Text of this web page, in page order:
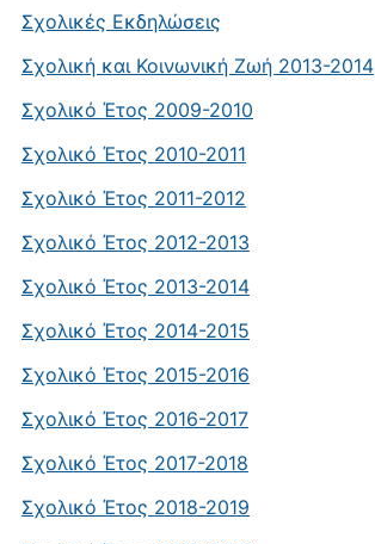
Σχολικές Εκδηλώσεις
Σχολική και Κοινωνική Ζωή 2013-2014
Σχολικό Έτος 2009-2010
Σχολικό Έτος 2010-2011
Σχολικό Έτος 2011-2012
Σχολικό Έτος 2012-2013
Σχολικό Έτος 2013-2014
Σχολικό Έτος 2014-2015
Σχολικό Έτος 2015-2016
Σχολικό Έτος 2016-2017
Σχολικό Έτος 2017-2018
Σχολικό Έτος 2018-2019